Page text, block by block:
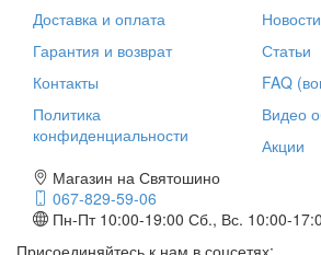
Доставка и оплата
Гарантия и возврат
Контакты
Политика
конфиденциальности
Новости
Статьи
FAQ
Видео
Акции
Магазин на Святошино
067-829-59-06
Пн-Пт 10:00-19:00 Сб., Вс. 10:00-